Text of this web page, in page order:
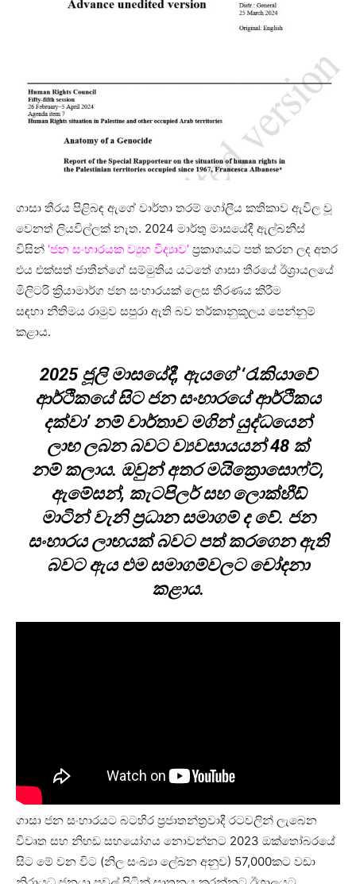
ගාසා තීරය පිළිබඳ ඇගේ වාර්තා තරම් ගෝලීය කතිකාව ඇවිල වූ
වෙනත් ලියවිල්ලක් නැත. 2024 මාර්තු මාසයේදී ඇල්බනීස්
විසින් ‘ජන සංහාරයක ව්‍යුහ විද්‍යාව’ ප්‍රකාශයට පත් කරන ලද අතර
එය එක්සත් ජාතීන්ගේ සම්මුතිය යටතේ ගාසා තීරයේ ඊශ්‍රායලයේ
මිලිටරි ක්‍රියාමාර්ග ජන සංහාරයක් ලෙස තීරණය කිරීම
සඳහා නීතිමය රාමුව සපුරා ඇති බව තර්කානුකූලය පෙන්නුම්
කළාය.
2025 ජූලි මාසයේදී, ඇයගේ ‘රැකියාවේ
ආර්ථිකයේ සිට ජන සංහාරයේ ආර්ථිකය
දක්වා’ නම් වාර්තාව මගින් යුද්ධයෙන්
ලාභ ලබන බවට ව්‍යවසායයන් 48 ක්
නම් කලාය. ඔවුන් අතර මයික්‍රොසොෆ්ට්,
ඇමේසන්, කැටපිලර් සහ ලොක්හීඩ්
මාටින් වැනි ප්‍රධාන සමාගම් ද වේ. ජන
සංහාරය ලාභයක් බවට පත් කරගෙන ඇති
බවට ඇය එම සමාගම්වලට චෝදනා
කළාය.
ගාසා ජන සංහාරයට බටහිර ප්‍රජාතන්ත්‍රවාදී රටවලින් ලැබෙන
විවෘත සහ නිහඩ සහයෝගය නොවන්නට 2023 ඔක්තෝබරයේ
සිට මේ වන විට (නිල සංඛ්‍යා ලේඛන අනුව) 57,000කට වඩා